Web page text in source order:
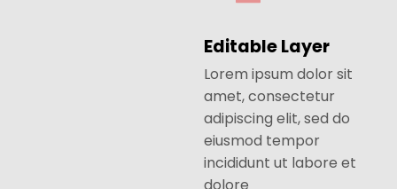
Editable Layer
Lorem ipsum dolor sit
amet, consectetur
adipiscing elit, sed do
eiusmod tempor
incididunt ut labore et